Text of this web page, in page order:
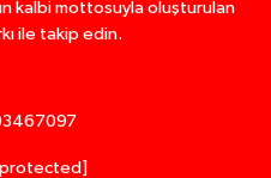
kalbi mottosuyla oluşturulan
ile takip edin.
protected]